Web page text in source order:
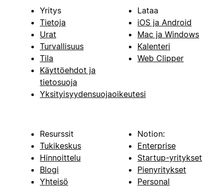
Yritys
Tietoja
Urat
Turvallisuus
Tila
Käyttöehdot ja
tietosuoja
Yksityisyydensuojaoikeutesi
Lataa
iOS ja Android
Mac ja Windows
Kalenteri
Web Clipper
Resurssit
Tukikeskus
Hinnoittelu
Blogi
Yhteisö
Notion:
Enterprise
Startup-yritykset
Pienyritykset
Personal